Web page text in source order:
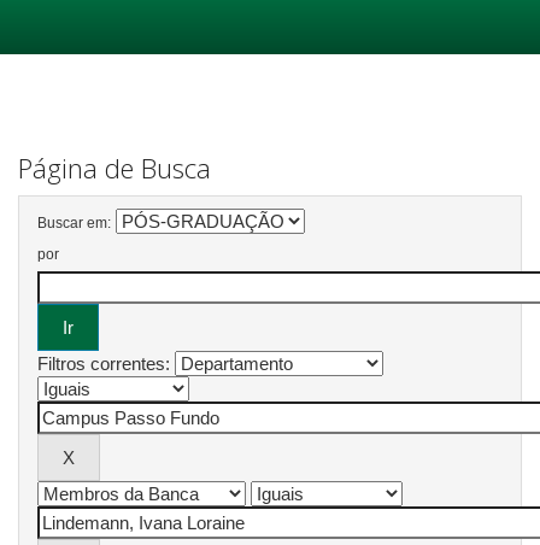
Página de Busca
Buscar em:
por
Filtros correntes: